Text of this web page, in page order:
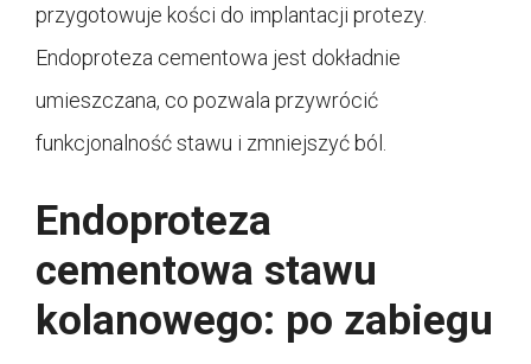
przygotowuje kości do implantacji protezy.
Endoproteza cementowa jest dokładnie
umieszczana, co pozwala przywrócić
funkcjonalność stawu i zmniejszyć ból.
Endoproteza
cementowa stawu
kolanowego: po zabiegu